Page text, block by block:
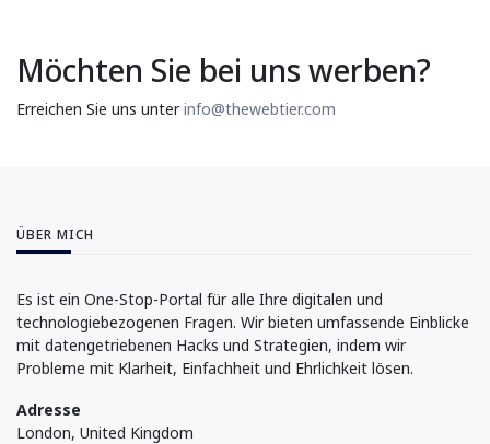
Möchten Sie bei uns werben?
Erreichen Sie uns unterinfo@thewebtier.com
ÜBER MICH
Es ist ein One-Stop-Portal für alle Ihre digitalen und
technologiebezogenen Fragen. Wir bieten umfassende Einblicke
mit datengetriebenen Hacks und Strategien, indem wir
Probleme mit Klarheit, Einfachheit und Ehrlichkeit lösen.
Adresse
London, United Kingdom